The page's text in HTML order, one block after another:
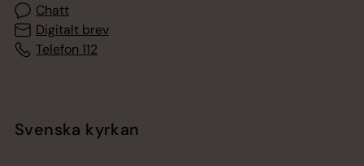
Chatt
Digitalt brev
Telefon 112
Svenska kyrkan